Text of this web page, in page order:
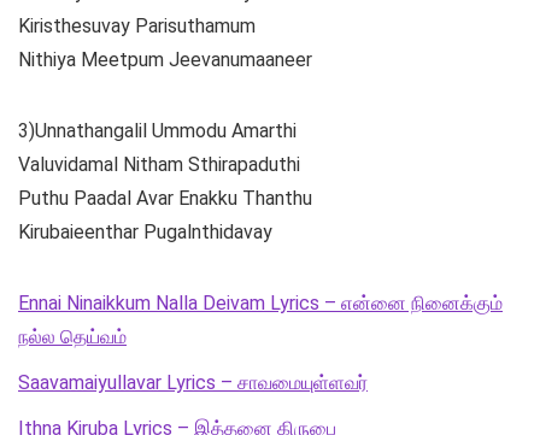
Kiristhesuvay Parisuthamum
Nithiya Meetpum Jeevanumaaneer
3)Unnathangalil Ummodu Amarthi
Valuvidamal Nitham Sthirapaduthi
Puthu Paadal Avar Enakku Thanthu
Kirubaieenthar Pugalnthidavay
Ennai Ninaikkum Nalla Deivam Lyrics – என்னை நினைக்கும்
நல்ல தெய்வம்
Saavamaiyullavar Lyrics – சாவமையுள்ளவர்
Ithna Kiruba Lyrics – இத்தனை கிருபை